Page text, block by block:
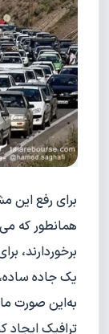
برای رفع این
همانطور که
برخوردارند،
یک جاده
به‌این صورت
ترافیک ایجاد